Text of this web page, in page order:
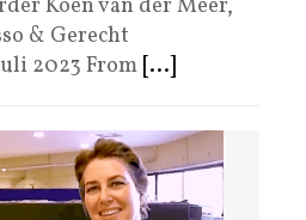
Koen van der Meer,
& Gerecht
2023 From [...]